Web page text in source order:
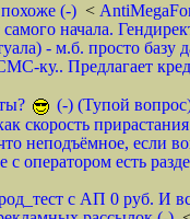
(-) <
начала.
- м.б. просто
ку.. Предлагает
(-) (Тупой
скорость
неподъёмное, если
оператором есть
с АП 0 руб. И